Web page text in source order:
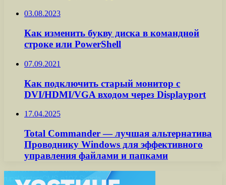
03.08.2023
Как изменить букву диска в командной
строке или PowerShell
07.09.2021
Как подключить старый монитор с
DVI/HDMI/VGA входом через Displayport
17.04.2025
Total Commander — лучшая альтернатива
Проводнику Windows для эффективного
управления файлами и папками